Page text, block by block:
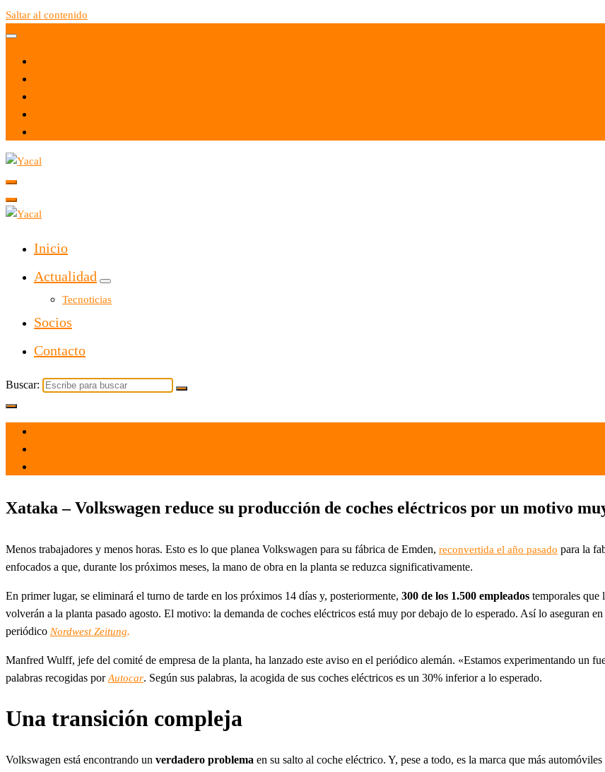
Saltar al contenido
Yacal micro hosting
Inicio
Actualidad
Tecnoticias
Socios
Contacto
Buscar:
Xataka – Volkswagen reduce su producción de coches eléctricos por un motivo
Menos trabajadores y menos horas. Esto es lo que planea Volkswagen para su fábrica de Emden, reconvertida el año pasado para la
enfocados a que, durante los próximos meses, la mano de obra en la planta se reduzca significativamente.
En primer lugar, se eliminará el turno de tarde en los próximos 14 días y, posteriormente, 300 de los 1.500 empleados temporales que
volverán a la planta pasado agosto. El motivo: la demanda de coches eléctricos está muy por debajo de lo esperado. Así lo aseguran en
periódico Nordwest Zeitung.
Manfred Wulff, jefe del comité de empresa de la planta, ha lanzado este aviso en el periódico alemán. «Estamos experimentando un
palabras recogidas porAutocar. Según sus palabras, la acogida de sus coches eléctricos es un 30% inferior a lo esperado.
Una transición compleja
Volkswagen está encontrando un verdadero problema en su salto al coche eléctrico. Y, pese a todo, es la marca que más